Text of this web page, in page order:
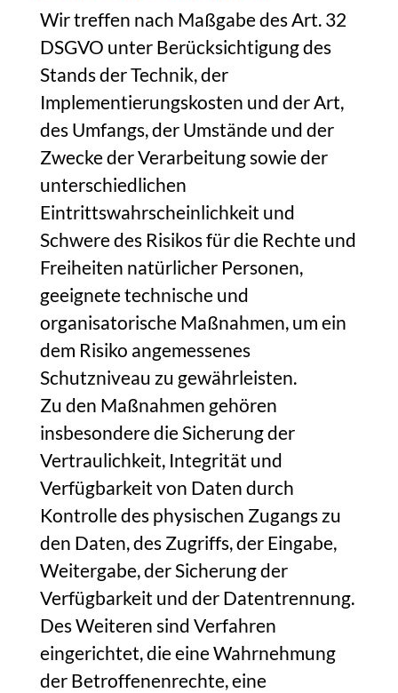
Wir treffen nach Maßgabe des Art. 32
DSGVO unter Berücksichtigung des
Stands der Technik, der
Implementierungskosten und der Art,
des Umfangs, der Umstände und der
Zwecke der Verarbeitung sowie der
unterschiedlichen
Eintrittswahrscheinlichkeit und
Schwere des Risikos für die Rechte und
Freiheiten natürlicher Personen,
geeignete technische und
organisatorische Maßnahmen, um ein
dem Risiko angemessenes
Schutzniveau zu gewährleisten.
Zu den Maßnahmen gehören
insbesondere die Sicherung der
Vertraulichkeit, Integrität und
Verfügbarkeit von Daten durch
Kontrolle des physischen Zugangs zu
den Daten, des Zugriffs, der Eingabe,
Weitergabe, der Sicherung der
Verfügbarkeit und der Datentrennung.
Des Weiteren sind Verfahren
eingerichtet, die eine Wahrnehmung
der Betroffenenrechte, eine